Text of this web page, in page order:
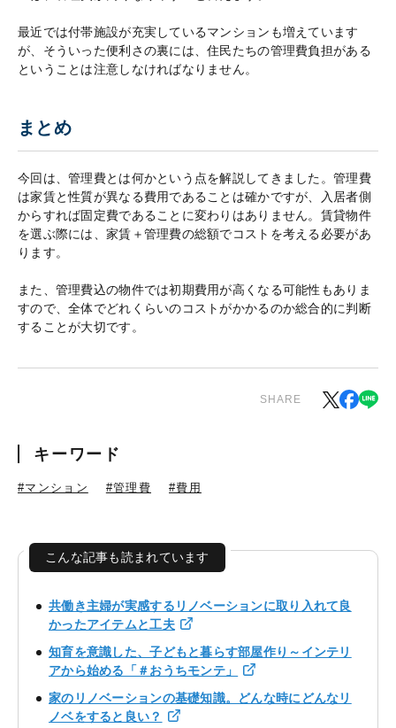
最近では付帯施設が充実しているマンションも増えています
が、そういった便利さの裏には、住民たちの管理費負担がある
ということは注意しなければなりません。
まとめ
今回は、管理費とは何かという点を解説してきました。管理費
は家賃と性質が異なる費用であることは確かですが、入居者側
からすれば固定費であることに変わりはありません。賃貸物件
を選ぶ際には、家賃＋管理費の総額でコストを考える必要があ
ります。
また、管理費込の物件では初期費用が高くなる可能性もありま
すので、全体でどれくらいのコストがかかるのか総合的に判断
することが大切です。
SHARE
キーワード
#マンション #管理費 #費用
こんな記事も読まれています
共働き主婦が実感するリノベーションに取り入れて良
かったアイテムと工夫
知育を意識した、子どもと暮らす部屋作り～インテリ
アから始める「＃おうちモンテ」
家のリノベーションの基礎知識。どんな時にどんなリ
ノベをすると良い？